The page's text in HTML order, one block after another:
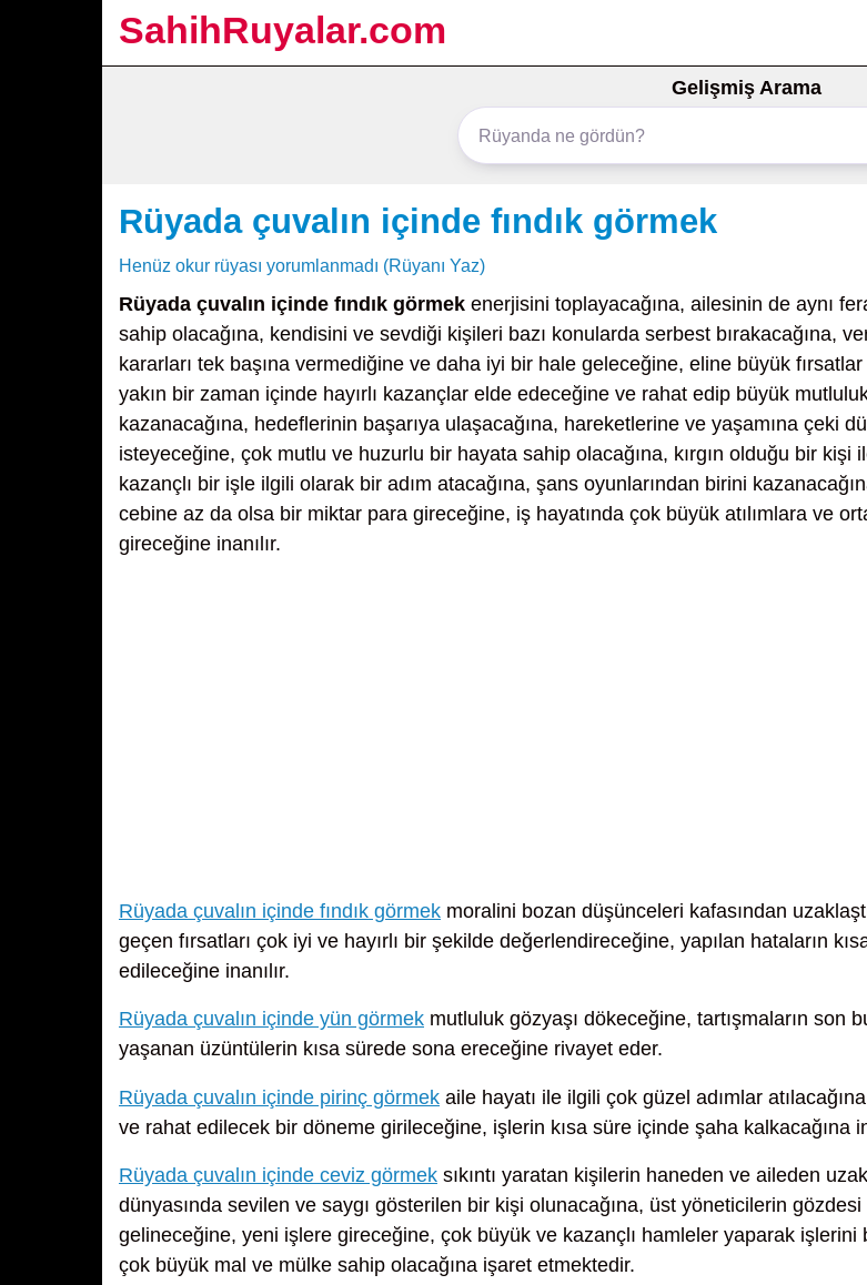
SahihRuyalar.com
Gelişmiş Arama
Rüyada çuvalın içinde fındık görmek
Henüz okur rüyası yorumlanmadı (Rüyanı Yaz)
Rüyada çuvalın içinde fındık görmek enerjisini toplayacağına, ailesinin de aynı
sahip olacağına, kendisini ve sevdiği kişileri bazı konularda serbest bırakacağına,
kararları tek başına vermediğine ve daha iyi bir hale geleceğine, eline büyük
yakın bir zaman içinde hayırlı kazançlar elde edeceğine ve rahat edip büyük
kazanacağına, hedeflerinin başarıya ulaşacağına, hareketlerine ve yaşamına çeki
isteyeceğine, çok mutlu ve huzurlu bir hayata sahip olacağına, kırgın olduğu bir kişi
kazançlı bir işle ilgili olarak bir adım atacağına, şans oyunlarından birini
cebine az da olsa bir miktar para gireceğine, iş hayatında çok büyük atılımlara ve
gireceğine inanılır.
Rüyada çuvalın içinde fındık görmek moralini bozan düşünceleri kafasından
geçen fırsatları çok iyi ve hayırlı bir şekilde değerlendireceğine, yapılan hataların
edileceğine inanılır.
Rüyada çuvalın içinde yün görmek mutluluk gözyaşı dökeceğine, tartışmaların son
yaşanan üzüntülerin kısa sürede sona ereceğine rivayet eder.
Rüyada çuvalın içinde pirinç görmek aile hayatı ile ilgili çok güzel adımlar
ve rahat edilecek bir döneme girileceğine, işlerin kısa süre içinde şaha kalkacağına
Rüyada çuvalın içinde ceviz görmek sıkıntı yaratan kişilerin haneden ve aileden
dünyasında sevilen ve saygı gösterilen bir kişi olunacağına, üst yöneticilerin
gelineceğine, yeni işlere gireceğine, çok büyük ve kazançlı hamleler yaparak işlerini
çok büyük mal ve mülke sahip olacağına işaret etmektedir.